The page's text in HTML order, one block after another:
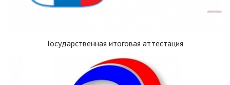
Государственная итоговая аттестация